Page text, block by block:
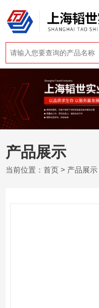
产品展示
当前位置：首页 > 产品展示